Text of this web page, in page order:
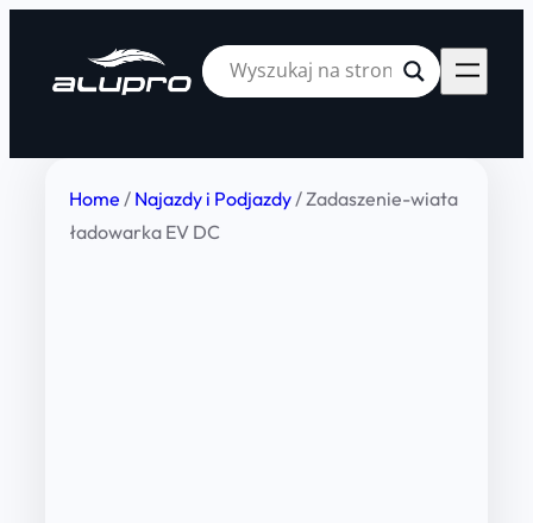
Home / Najazdy i Podjazdy/ Zadaszenie-wiata
ładowarka EV DC